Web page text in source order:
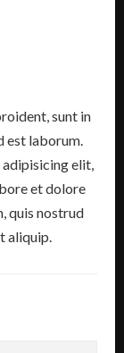
sunt in
est laborum.
elit,
et dolore
quis nostrud
aliquip.